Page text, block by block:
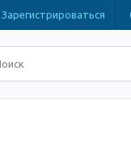
Зарегистрироваться